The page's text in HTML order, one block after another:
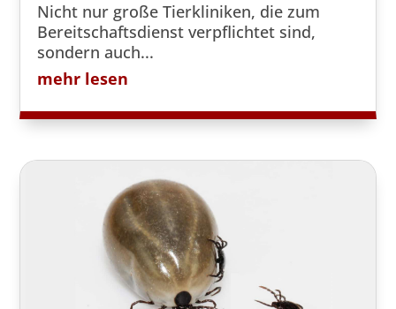
Nicht nur große Tierkliniken, die zum
Bereitschaftsdienst verpflichtet sind,
sondern auch...
mehr lesen